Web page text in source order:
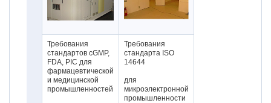
Требования
стандартов сGMP,
FDA, PIC для
фармацевтической
и медицинской
промышленностей
Требования
стандарта ISO
14644
для
микроэлектронной
промышленности